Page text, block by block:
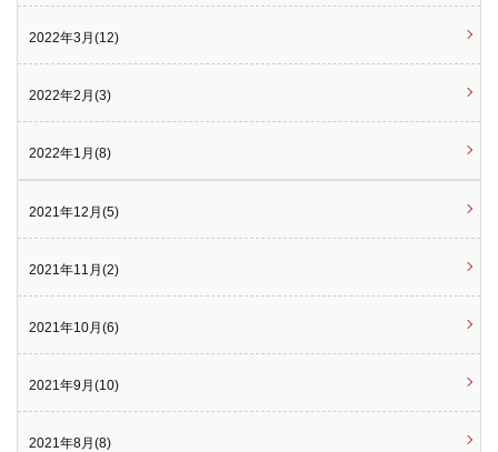
2022年3月(12)
2022年2月(3)
2022年1月(8)
2021年12月(5)
2021年11月(2)
2021年10月(6)
2021年9月(10)
2021年8月(8)